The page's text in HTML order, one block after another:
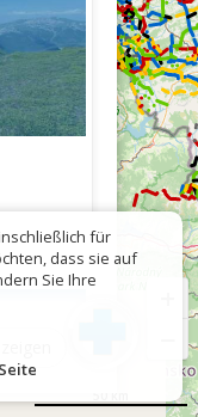
für
dass sie auf
Sie Ihre